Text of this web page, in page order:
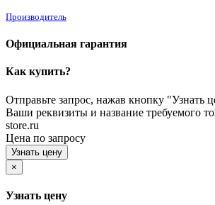
Производитель
Официальная гарантия
Как купить?
Отправьте запрос, нажав кнопку "Узнать
Ваши реквизиты и название требуемого
store.ru
Цена по запросу
Узнать цену
×
Узнать цену